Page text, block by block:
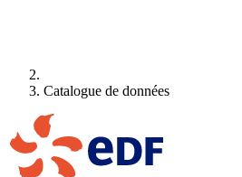
Catalogue de données